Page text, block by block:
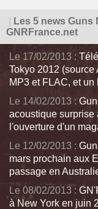
Les 5 news
GNRFrance.net
Le 17/02/2013 :
Tokyo 2012 (source
MP3 et FLAC, et
Le 14/02/2013 :
acoustique surprise
l'ouverture d'un
Le 12/02/2013 :
mars prochain aux
passage en
Le 08/02/2013 :
à New York en juin